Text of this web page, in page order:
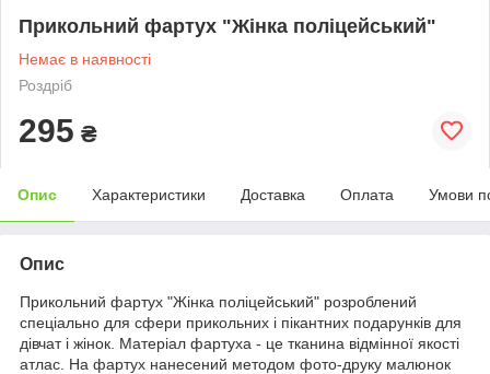
Прикольний фартух "Жінка поліцейський"
Немає в наявності
Роздріб
295 ₴
Опис Характеристики Доставка Оплата Умови
Опис
Прикольний фартух "Жінка поліцейський" розроблений
спеціально для сфери прикольних і пікантних подарунків для
дівчат і жінок. Матеріал фартуха - це тканина відмінної якості
атлас. На фартух нанесений методом фото-друку малюнок